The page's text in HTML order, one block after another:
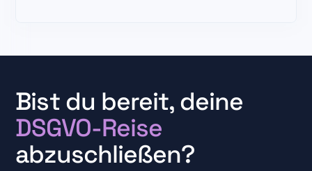
Bist du bereit, deine
DSGVO-Reise
abzuschließen?